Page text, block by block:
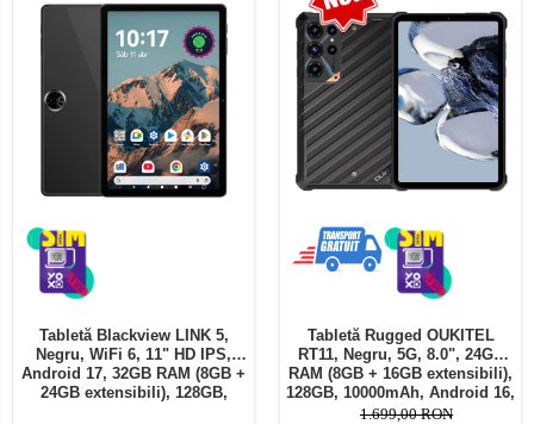
Tabletă Blackview LINK 5,
Negru, WiFi 6, 11" HD IPS,
Android 17, 32GB RAM (8GB +
24GB extensibili), 128GB,
Tabletă Rugged OUKITEL
RT11, Negru, 5G, 8.0", 24GB
RAM (8GB + 16GB extensibili),
128GB, 10000mAh, Android 16,
Cameră 16MP AI, Dock
1.699,00 RON